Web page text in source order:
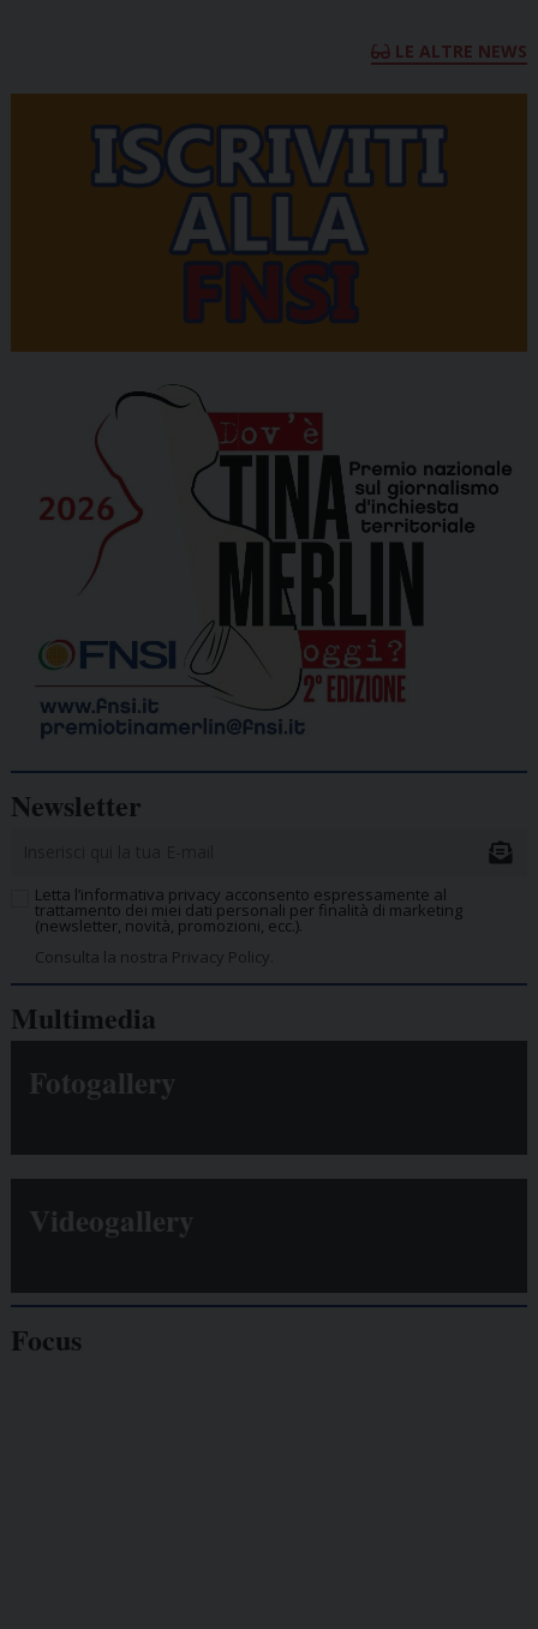
LE ALTRE NEWS
Newsletter
Letta l’informativa privacy acconsento espressamente al
trattamento dei miei dati personali per finalità di marketing
(newsletter, novità, promozioni, ecc.).
Consulta la nostra Privacy Policy.
Multimedia
Fotogallery
Videogallery
Focus